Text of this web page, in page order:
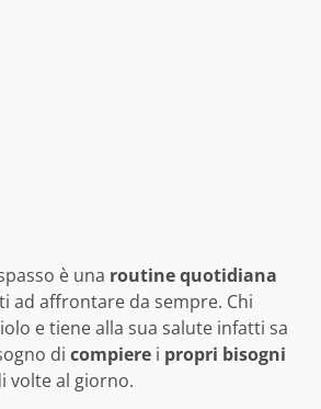
è una routinequotidiana
ad affrontare da sempre. Chi
e tiene alla sua salute infatti sa
di compiere i propri bisogni
volte al giorno.